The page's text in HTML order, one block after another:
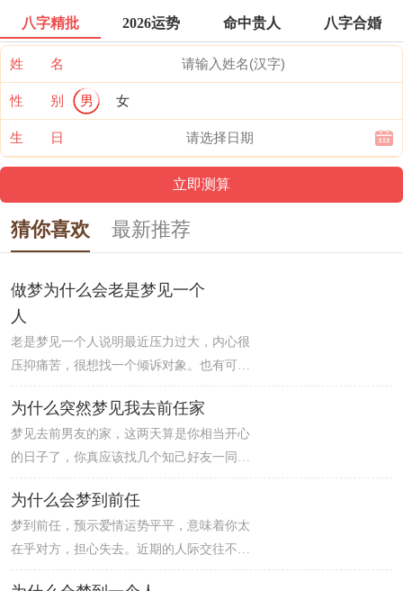
八字精批 2026运势 命中贵人 八字合婚
姓 名
性 别 男 女
生 日
猜你喜欢 最新推荐
做梦为什么会老是梦见一个
人
老是梦见一个人说明最近压力过大，内心很
压抑痛苦，很想找一个倾诉对象。也有可能
是因为这个人在你的现实生活中占据了很大
的比例和篇幅，所以在你的潜意识里面，已
经有了他的存在，无所不在。也是新的开始
的暗示。工作、恋爱上都可得到新的开始。
一直以来困扰的问题也可能得到解决，是个
好梦。
为什么突然梦见我去前任家
梦见去前男友的家，这两天算是你相当开心
的日子了，你真应该找几个知己好友一同出
去玩玩的。另外，在职场上的你可能也会有
着与上司/老师亲切沟通的样子。
为什么会梦到前任
梦到前任，预示爱情运势平平，意味着你太
在乎对方，担心失去。近期的人际交往不太
顺利，无意间会发觉最信赖的朋友在背后说